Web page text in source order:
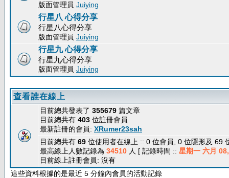
版面管理員 Juiying
行星八 心得分享
行星八心得分享
版面管理員 Juiying
行星九 心得分享
行星九心得分享
版面管理員 Juiying
查看誰在線上
目前總共發表了 355679 篇文章
目前總共有 403 位註冊會員
最新註冊的會員: XRumer23sah
目前總共有 69 位使用者在線上 :: 0 位會員, 0 位隱形及
最高線上人數記錄為 34510 人 [ 記錄時間 :: 星期一 六月
目前線上註冊會員: 沒有
這些資料根據的是最近 5 分鐘內會員的活動記錄